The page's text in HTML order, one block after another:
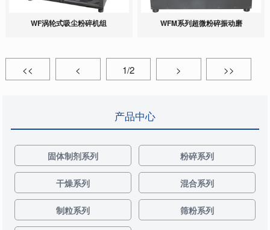
WF涡轮式吸尘粉碎机组 WFM系列超微粉碎振动磨
<< < 1/2 > >>
产品中心
固体制剂系列 粉碎系列
干燥系列 混合系列
制粒系列 筛粉系列